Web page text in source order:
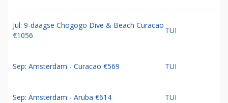
Jul: 9-daagse Chogogo Dive & Beach Curacao
€1056
TUI
Sep: Amsterdam - Curacao €569 TUI
Sep: Amsterdam - Aruba €614 TUI